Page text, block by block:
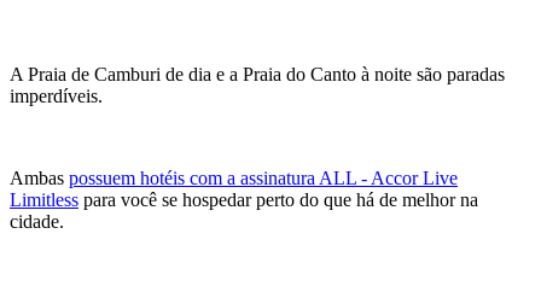
A Praia de Camburi de dia e a Praia do Canto à noite são paradas
imperdíveis.
Ambas possuem hotéis com a assinatura ALL - Accor Live
Limitless para você se hospedar perto do que há de melhor na
cidade.